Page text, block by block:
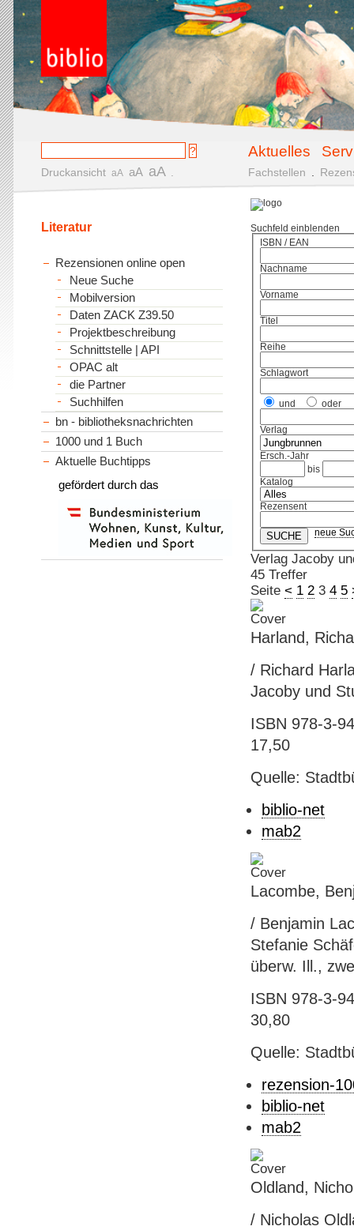
Aktuelles
Druckansicht aA aA aA Fachstellen
Suchfeld einblenden
ISBN / EAN
Nachname
Vorname
Titel
Reihe
Schlagwort
und oder
Verlag
Ersch.-Jahr
bis
Katalog
Rezensent
neue
Verlag Jacoby
45 Treffer
Seite < 1 2 3 4 5
Harland,
/ Richard
Jacoby und
ISBN 978-3-
17,50
Quelle:
biblio-net
mab2
Lacombe,
/ Benjamin
Stefanie
überw. Ill.,
ISBN 978-3-
30,80
Quelle:
rezension-
biblio-net
mab2
Oldland,
/ Nicholas
Literatur
Rezensionen online open
Neue Suche
Mobilversion
Daten ZACK Z39.50
Projektbeschreibung
Schnittstelle | API
OPAC alt
die Partner
Suchhilfen
bn - bibliotheksnachrichten
1000 und 1 Buch
Aktuelle Buchtipps
gefördert durch das